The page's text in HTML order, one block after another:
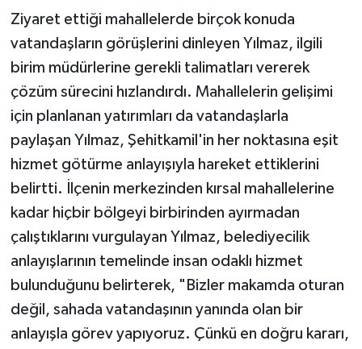
Ziyaret ettiği mahallelerde birçok konuda
vatandaşların görüşlerini dinleyen Yılmaz, ilgili
birim müdürlerine gerekli talimatları vererek
çözüm sürecini hızlandırdı. Mahallelerin gelişimi
için planlanan yatırımları da vatandaşlarla
paylaşan Yılmaz, Şehitkamil'in her noktasına eşit
hizmet götürme anlayışıyla hareket ettiklerini
belirtti. İlçenin merkezinden kırsal mahallelerine
kadar hiçbir bölgeyi birbirinden ayırmadan
çalıştıklarını vurgulayan Yılmaz, belediyecilik
anlayışlarının temelinde insan odaklı hizmet
bulunduğunu belirterek, "Bizler makamda oturan
değil, sahada vatandaşının yanında olan bir
anlayışla görev yapıyoruz. Çünkü en doğru kararı,